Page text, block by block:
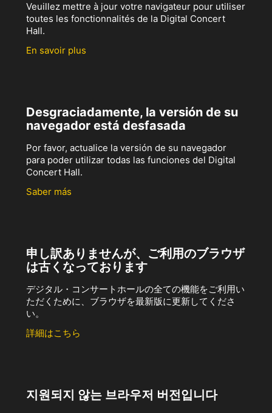
Veuillez mettre à jour votre navigateur pour utiliser
toutes les fonctionnalités de la Digital Concert
Hall.
En savoir plus
Desgraciadamente, la versión de su
navegador está desfasada
Por favor, actualice la versión de su navegador
para poder utilizar todas las funciones del Digital
Concert Hall.
Saber más
申し訳ありませんが、ご利用のブラウザ
は古くなっております
デジタル・コンサートホールの全ての機能をご利用い
ただくために、ブラウザを最新版に更新してくださ
い。
詳細はこちら
지원되지 않는 브라우저 버전입니다